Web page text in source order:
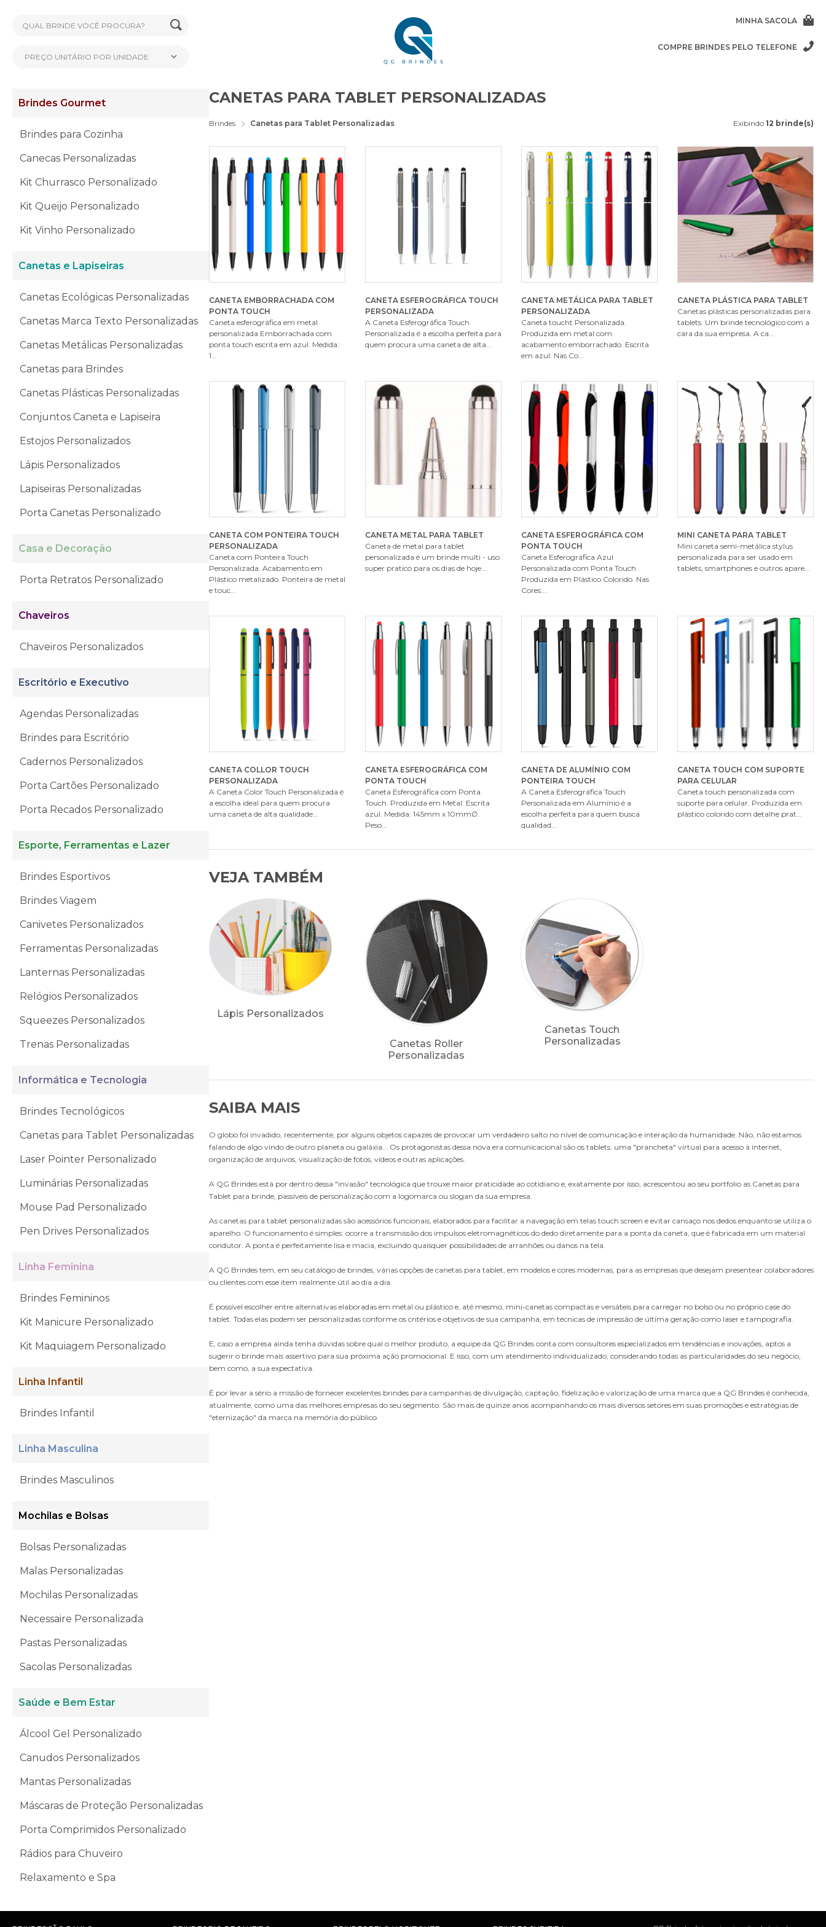
MINHA SACOLA
COMPRE BRINDES PELO TELEFONE
Brindes Gourmet
Brindes para Cozinha
Canecas Personalizadas
Kit Churrasco Personalizado
Kit Queijo Personalizado
Kit Vinho Personalizado
Canetas e Lapiseiras
Canetas Ecológicas Personalizadas
Canetas Marca Texto Personalizadas
Canetas Metálicas Personalizadas
Canetas para Brindes
Canetas Plásticas Personalizadas
Conjuntos Caneta e Lapiseira
Estojos Personalizados
Lápis Personalizados
Lapiseiras Personalizadas
Porta Canetas Personalizado
Casa e Decoração
Porta Retratos Personalizado
Chaveiros
Chaveiros Personalizados
Escritório e Executivo
Agendas Personalizadas
Brindes para Escritório
Cadernos Personalizados
Porta Cartões Personalizado
Porta Recados Personalizado
Esporte, Ferramentas e Lazer
Brindes Esportivos
Brindes Viagem
Canivetes Personalizados
Ferramentas Personalizadas
Lanternas Personalizadas
Relógios Personalizados
Squeezes Personalizados
Trenas Personalizadas
Informática e Tecnologia
Brindes Tecnológicos
Canetas para Tablet Personalizadas
Laser Pointer Personalizado
Luminárias Personalizadas
Mouse Pad Personalizado
Pen Drives Personalizados
Linha Feminina
Brindes Femininos
Kit Manicure Personalizado
Kit Maquiagem Personalizado
Linha Infantil
Brindes Infantil
Linha Masculina
Brindes Masculinos
Mochilas e Bolsas
Bolsas Personalizadas
Malas Personalizadas
Mochilas Personalizadas
Necessaire Personalizada
Pastas Personalizadas
Sacolas Personalizadas
Saúde e Bem Estar
Álcool Gel Personalizado
Canudos Personalizados
Mantas Personalizadas
Máscaras de Proteção Personalizadas
Porta Comprimidos Personalizado
Rádios para Chuveiro
Relaxamento e Spa
CANETAS PARA TABLET PERSONALIZADAS
Brindes Canetas para Tablet Personalizadas Exibindo 12 brinde(s)
CANETA EMBORRACHADA COM
PONTA TOUCH
Caneta esferográfica em metal
personalizada Emborrachada com
ponta touch escrita em azul. Medida:
1...
CANETA ESFEROGRÁFICA TOUCH
PERSONALIZADA
A Caneta Esferográfica Touch
Personalizada é a escolha perfeita para
quem procura uma caneta de alta...
CANETA METÁLICA PARA TABLET
PERSONALIZADA
Caneta toucht Personalizada.
Produzida em metal com
acabamento emborrachado. Escrita
em azul. Nas Co...
CANETA PLÁSTICA PARA TABLET
Canetas plásticas personalizadas para
tablets. Um brinde tecnológico com a
cara da sua empresa. A ca...
CANETA COM PONTEIRA TOUCH
PERSONALIZADA
Caneta com Ponteira Touch
Personalizada. Acabamento em
Plástico metalizado. Ponteira de metal
e touc...
CANETA METAL PARA TABLET
Caneta de metal para tablet
personalizada é um brinde multi - uso
super pratico para os dias de hoje...
CANETA ESFEROGRÁFICA COM
PONTA TOUCH
Caneta Esferográfica Azul
Personalizada com Ponta Touch .
Produzida em Plástico Colorido. Nas
Cores:...
MINI CANETA PARA TABLET
Mini caneta semi-metálica stylus
personalizada para ser usado em
tablets, smartphones e outros apare...
CANETA COLLOR TOUCH
PERSONALIZADA
A Caneta Color Touch Personalizada é
a escolha ideal para quem procura
uma caneta de alta qualidade...
CANETA ESFEROGRÁFICA COM
PONTA TOUCH
Caneta Esferográfica com Ponta
Touch. Produzida em Metal. Escrita
azul. Medida: 145mm x 10mm∅.
Peso...
CANETA DE ALUMÍNIO COM
PONTEIRA TOUCH
A Caneta Esferográfica Touch
Personalizada em Alumínio é a
escolha perfeita para quem busca
qualidad...
CANETA TOUCH COM SUPORTE
PARA CELULAR
Caneta touch personalizada com
suporte para celular. Produzida em
plástico colorido com detalhe prat...
VEJA TAMBÉM
Lápis Personalizados
Canetas Roller
Personalizadas
Canetas Touch
Personalizadas
SAIBA MAIS
O globo foi invadido, recentemente, por alguns objetos capazes de provocar um verdadeiro salto no nível de comunicação e interação da humanidade. Não, não estamos
falando de algo vindo de outro planeta ou galáxia... Os protagonistas dessa nova era comunicacional são os tablets: uma "prancheta" virtual para acesso à internet,
organização de arquivos, visualização de fotos, vídeos e outras aplicações.
A QG Brindes está por dentro dessa "invasão" tecnológica que trouxe maior praticidade ao cotidiano e, exatamente por isso, acrescentou ao seu portfolio as Canetas para
Tablet para brinde, passíveis de personalização com a logomarca ou slogan da sua empresa.
As canetas para tablet personalizadas são acessórios funcionais, elaborados para facilitar a navegação em telas touch screen e evitar cansaço nos dedos enquanto se utiliza o
aparelho. O funcionamento é simples: ocorre a transmissão dos impulsos eletromagnéticos do dedo diretamente para a ponta da caneta, que é fabricada em um material
condutor. A ponta é perfeitamente lisa e macia, excluindo quaisquer possibilidades de arranhões ou danos na tela.
A QG Brindes tem, em seu catálogo de brindes, várias opções de canetas para tablet, em modelos e cores modernas, para as empresas que desejam presentear colaboradores
ou clientes com esse item realmente útil ao dia a dia.
É possível escolher entre alternativas elaboradas em metal ou plástico e, até mesmo, mini-canetas compactas e versáteis para carregar no bolso ou no próprio case do
tablet. Todas elas podem ser personalizadas conforme os critérios e objetivos de sua campanha, em técnicas de impressão de última geração como laser e tampografia.
E, caso a empresa ainda tenha dúvidas sobre qual o melhor produto, a equipe da QG Brindes conta com consultores especializados em tendências e inovações, aptos a
sugerir o brinde mais assertivo para sua próxima ação promocional. E isso, com um atendimento individualizado, considerando todas as particularidades do seu negócio,
bem como, a sua expectativa.
É por levar a sério a missão de fornecer excelentes brindes para campanhas de divulgação, captação, fidelização e valorização de uma marca que a QG Brindes é conhecida,
atualmente, como uma das melhores empresas do seu segmento. São mais de quinze anos acompanhando os mais diversos setores em suas promoções e estratégias de
"eternização" da marca na memória do público